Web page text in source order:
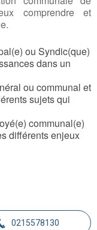
comprendre et
ou Syndic(que)
dans un
ou communal et
sujets qui
communal(e)
différents enjeux
0215578130